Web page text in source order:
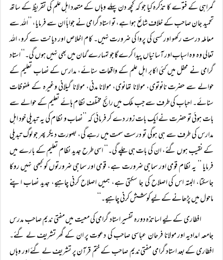
گمراہی کے فتوے کا تذکرہ کیا جو کہ کچھ دن پہلے وہاں کے متعدد اہل علم کی تقریظ کے ساتھ
تحمید جان صاحب کے خلاف شائع ہوا ہے، تو استاد گرامی نے جواباً ان سے فرمایا، ’’اللہ سے
معاملہ درست رکھو اور کسی کی پروا کی ضرورت نہیں۔ کام اخلاص اور دیانت سے کرو، اللہ
تعالی وہ وہ اسباب اور آسانیاں پیدا کرے گا جو تمہارے گمان میں بھی نہیں ہوں گی۔‘‘ استاد
گرامی نے محفل میں کئی اکابر اہل علم کے واقعات سنائے، مدارس کے نصاب تعلیم کے
حوالے سے حضرت نانوتوی، مولانا تھانوی، مولانا مدنی، مولانا گیلانی وغیرہ کے ملفوظات
سنائے۔ احباب کی طرف سے جب ملک میں رائج مختلف نظام ہائے تعلیم کے حوالے سے
بات ہوئی تو حضرت نے ایک بات زور دے کر فرمائی کہ ’’نصاب و نظام کی یہ تبدیلی خود اہل
مدارس کی طرف سے ہی ہوگی تو درست سمت میں رہے گی، بصورت دیگر پھر جو لوگ تبدیلی
کے نقیب ہوں گئے، ان کی بات ہی چلے گی۔‘‘ اسی طرح جدید نظام تعلیم کے بارے میں
فرمایا ’’ یہ نظام قومی اور سماجی ضرورت ہے، قومی اور سماجی ضرورتوں کو کبھی نہیں روکا
جاسکتا، البتہ اس کی اصلاح کی جا سکتی ہے، ہمیں اصلاح کرنی چاہیے، جدید نصاب اپنے
ماحول میں پڑھانے کے لیے کوشش کرنی چاہیے۔‘‘
افطاری کے لیے اساتذہ دورہ تفسیر استاد گرامی کی معیت میں مفتی ندیم صاحب مدرس
جامعہ امدادیہ اور مولانا فرحان عباسی صاحب کی دعوت پر ان کے گھر تشریف لے گئے۔
افطاری کے بعد استاد گرامی مفتی ندیم صاحب کے ختم قرآن پر تشریف لے گئے اور وہاں